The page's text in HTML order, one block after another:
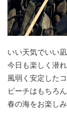
いい天気でいい
今日も楽しく潜
風弱く安定した
ビーチはもちろ
春の海をお楽し